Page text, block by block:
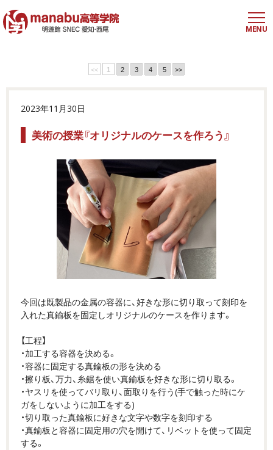
MENU
<< 1 2 3 4 5 >>
2023年11月30日
美術の授業『オリジナルのケースを作ろう』
今回は既製品の金属の容器に、好きな形に切り取って刻印を
入れた真鍮板を固定しオリジナルのケースを作ります。
【工程】
・加工する容器を決める。
・容器に固定する真鍮板の形を決める
・擦り板、万力、糸鋸を使い真鍮板を好きな形に切り取る。
・ヤスリを使ってバリ取り、面取りを行う(手で触った時にケ
ガをしないように加工をする)
・切り取った真鍮板に好きな文字や数字を刻印する
・真鍮板と容器に固定用の穴を開けて、リベットを使って固定
する。